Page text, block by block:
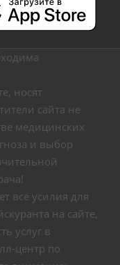
носят
сайта не
медицинских
и выбор
все усилия для
на сайте,
услуг в
центр по